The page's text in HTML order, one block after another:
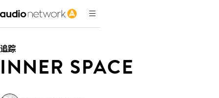
追踪
INNER SPACE